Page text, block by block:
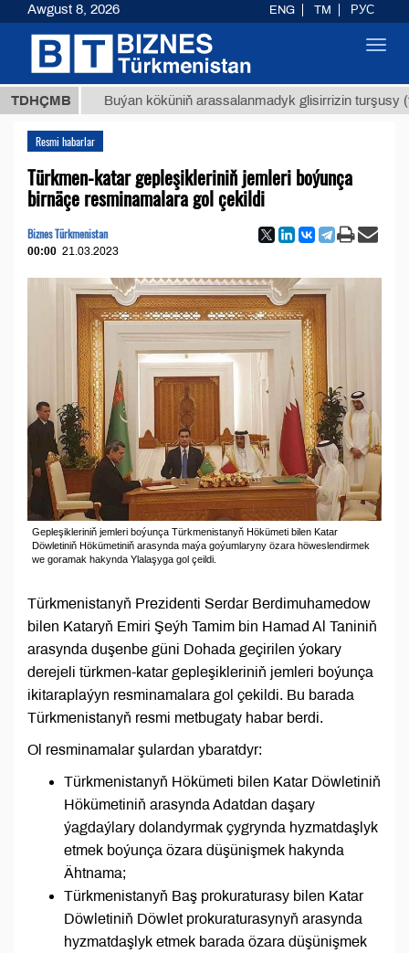
TDHÇMBBuýan köküniň arassalanmadyk glisirrizin turşusy (t.)
Resmi habarlar
Türkmen-katar gepleşikleriniň jemleri boýunça
birnäçe resminamalara gol çekildi
Biznes Türkmenistan
00:00 21.03.2023
Gepleşikleriniň jemleri boýunça Türkmenistanyň Hökümeti bilen Katar
Döwletiniň Hökümetiniň arasynda maýa goýumlaryny özara höweslendirmek
we goramak hakynda Ylalaşyga gol çeildi.
Türkmenistanyň Prezidenti Serdar Berdimuhamedow
bilen Kataryň Emiri Şeýh Tamim bin Hamad Al Taniniň
arasynda duşenbe güni Dohada geçirilen ýokary
derejeli türkmen-katar gepleşikleriniň jemleri boýunça
ikitaraplaýyn resminamalara gol çekildi. Bu barada
Türkmenistanyň resmi metbugaty habar berdi.
Ol resminamalar şulardan ybaratdyr:
Türkmenistanyň Hökümeti bilen Katar Döwletiniň
Hökümetiniň arasynda Adatdan daşary
ýagdaýlary dolandyrmak çygrynda hyzmatdaşlyk
etmek boýunça özara düşünişmek hakynda
Ähtnama;
Türkmenistanyň Baş prokuraturasy bilen Katar
Döwletiniň Döwlet prokuraturasynyň arasynda
hyzmatdaşlyk etmek barada özara düşünişmek
Awgust 8, 2026 ENG TM РУС